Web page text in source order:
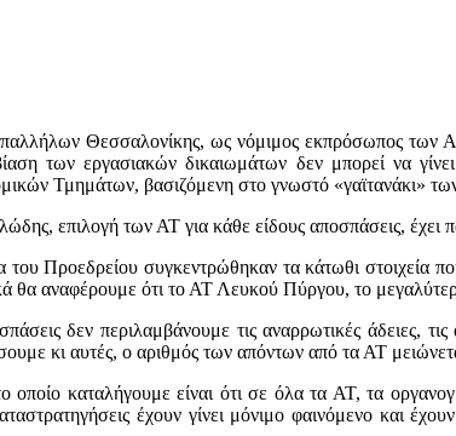
Θεσσαλονίκης, ως νόμιμος εκπρόσωπος των
των εργασιακών δικαιωμάτων δεν μπορεί να
Τμημάτων, βασιζόμενη στο γνωστό «γαϊτανάκι»
επιλογή των ΑΤ για κάθε είδους αποσπάσεις,
Προεδρείου συγκεντρώθηκαν τα κάτωθι στοιχεία
θα αναφέρουμε ότι το ΑΤ Λευκού Πύργου, το
δεν περιλαμβάνουμε τις αναρρωτικές άδειες,
κι αυτές, ο αριθμός των απόντων από τα ΑΤ
καταλήγουμε είναι ότι σε όλα τα ΑΤ, τα
έχουν γίνει μόνιμο φαινόμενο και